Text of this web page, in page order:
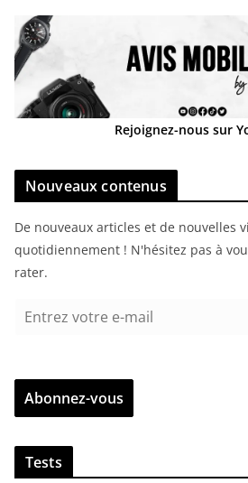
Rejoignez-nous sur
Nouveaux contenus
De nouveaux articles et de nouvelles
quotidiennement ! N'hésitez pas à
rater.
r
z
v
Abonnez-vous
Tests